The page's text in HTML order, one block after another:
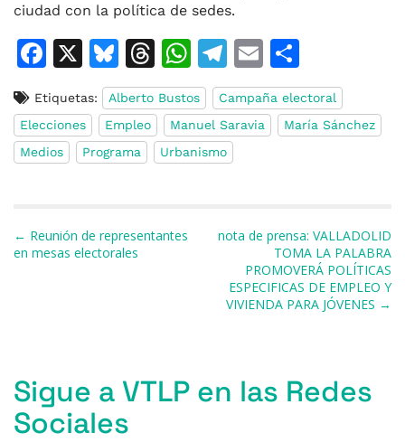
ciudad con la política de sedes.
F
c
e
b
o
k
X
Bl
u
e
s
k
T
h
re
a
d
W
h
at
s
A
T
el
e
gr
a
E
m
ai
l
o
m
p
r
Etiquetas: Alberto Bustos
Campaña electoral
Elecciones
Empleo Manuel Saravia
María Sánchez
Medios
Programa Urbanismo
Navegación de entradas
← Reunión de representantes
en mesas electorales
nota de prensa: VALLADOLID
TOMA LA PALABRA
PROMOVERÁ POLÍTICAS
ESPECIFICAS DE EMPLEO Y
VIVIENDA PARA JÓVENES →
Sigue a VTLP en las Redes
Sociales